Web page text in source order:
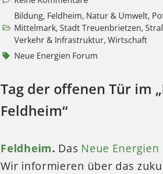
Bildung, Feldheim, Natur & Umwelt,
Mittelmark,Stadt Treuenbrietzen,
Verkehr & Infrastruktur,Wirtschaft
Neue Energien Forum
Tag der offenen Tür im
Feldheim“
Feldheim. Das Neue Energien
Wir informieren über das